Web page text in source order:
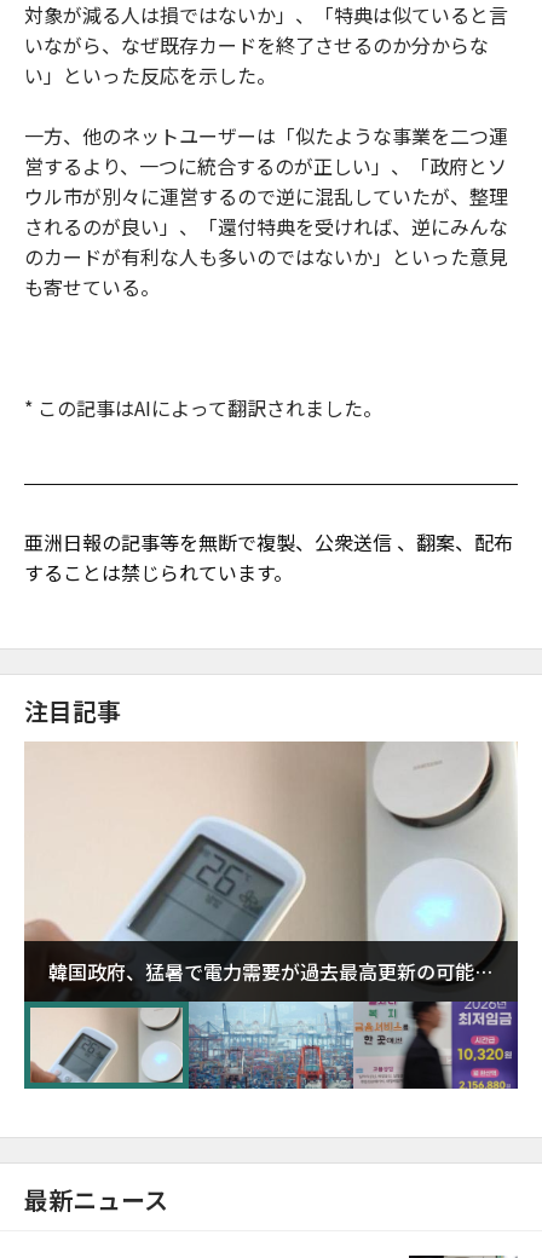
対象が減る人は損ではないか」、「特典は似ていると言
いながら、なぜ既存カードを終了させるのか分からな
い」といった反応を示した。
一方、他のネットユーザーは「似たような事業を二つ運
営するより、一つに統合するのが正しい」、「政府とソ
ウル市が別々に運営するので逆に混乱していたが、整理
されるのが良い」、「還付特典を受ければ、逆にみんな
のカードが有利な人も多いのではないか」といった意見
も寄せている。
* この記事はAIによって翻訳されました。
亜洲日報の記事等を無断で複製、公衆送信 、翻案、配布
することは禁じられています。
注目記事
韓国政府、猛暑で電力需要が過去最高更新の可能性
に需給対応体制を点検
最新ニュース